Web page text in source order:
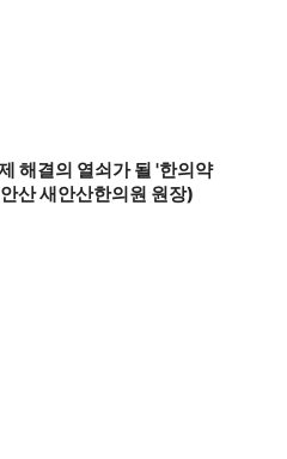
해결의 열쇠가 될 '한의약
산 새안산한의원 원장)